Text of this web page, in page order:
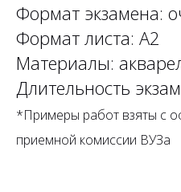
Формат экзамена:
Формат листа: А2
Материалы:
Длительность
*Примеры работ взяты с
приемной комиссии ВУЗа